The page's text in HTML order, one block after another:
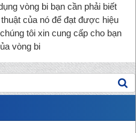
vòng bi bạn cần phải biết
của nó để đạt được hiệu
tôi xin cung cấp cho bạn
vòng bi